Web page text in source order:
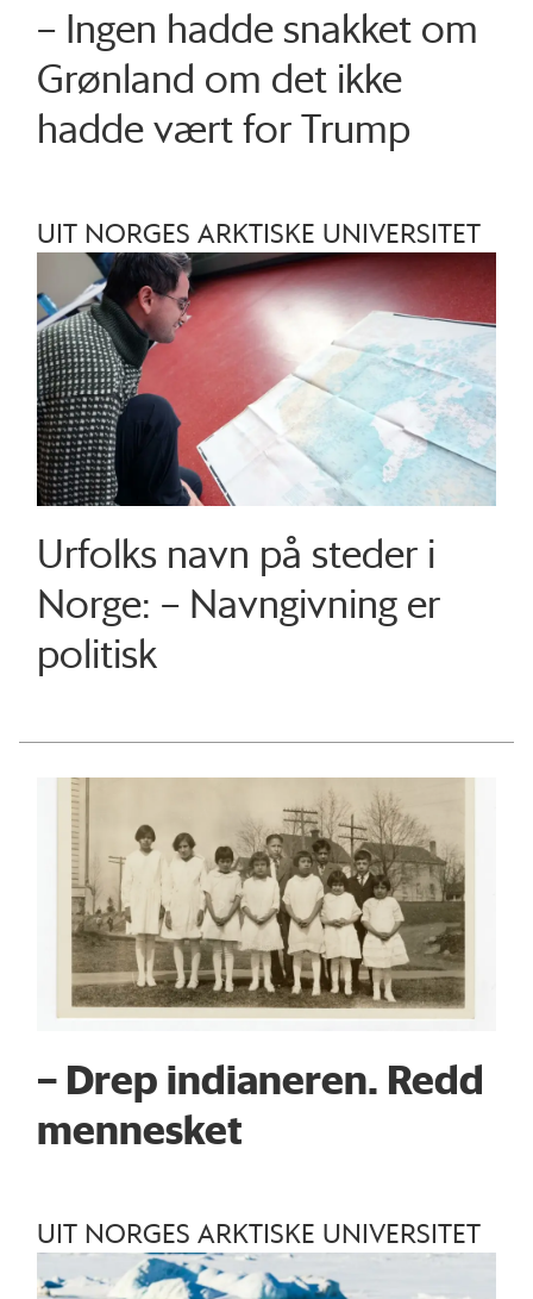
– Ingen hadde snakket om
Grønland om det ikke
hadde vært for Trump
UIT NORGES ARKTISKE UNIVERSITET
Urfolks navn på steder i
Norge: – Navngivning er
politisk
– Drep indianeren. Redd
mennesket
UIT NORGES ARKTISKE UNIVERSITET